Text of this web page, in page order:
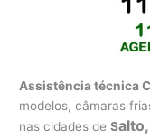
Assistência técnica
modelos, câmaras
nas cidades deS